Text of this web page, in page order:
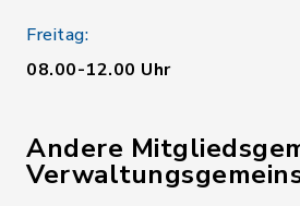
Freitag:
08.00-12.00 Uhr
Andere